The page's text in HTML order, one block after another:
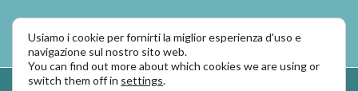
Usiamo i cookie per fornirti la miglior esperienza d'uso e
navigazione sul nostro sito web.
You can find out more about which cookies we are using or
switch them off in settings.